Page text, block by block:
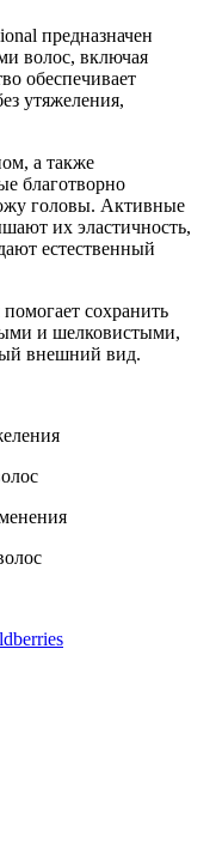
предназначен
волос, включая
обеспечивает
утяжеления,
а также
благотворно
головы. Активные
их эластичность,
естественный
сохранить
и шелковистыми,
внешний вид.